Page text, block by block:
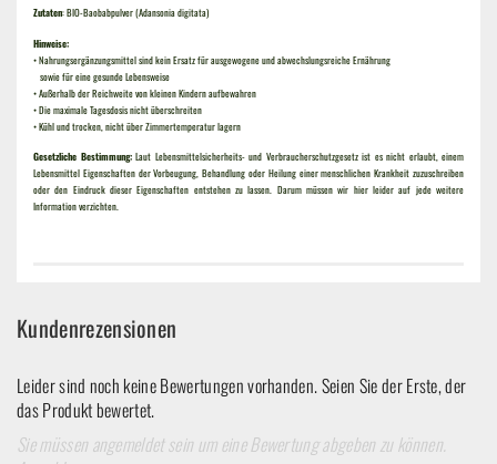
Zutaten:BIO-Baobabpulver (Adansonia digitata)
Hinweise:
• Nahrungsergänzungsmittel sind kein Ersatz für ausgewogene und abwechslungsreiche Ernährung
sowie für eine gesunde Lebensweise
• Außerhalb der Reichweite von kleinen Kindern aufbewahren
• Die maximale Tagesdosis nicht überschreiten
• Kühl und trocken, nicht über Zimmertemperatur lagern
Gesetzliche Bestimmung:Laut Lebensmittelsicherheits- und Verbraucherschutzgesetz ist es nicht erlaubt, einem
Lebensmittel Eigenschaften der Vorbeugung, Behandlung oder Heilung einer menschlichen Krankheit zuzuschreiben
oder den Eindruck dieser Eigenschaften entstehen zu lassen. Darum müssen wir hier leider auf jede weitere
Information verzichten.
Kundenrezensionen
Leider sind noch keine Bewertungen vorhanden. Seien Sie der Erste, der
das Produkt bewertet.
Sie müssen angemeldet sein um eine Bewertung abgeben zu können.